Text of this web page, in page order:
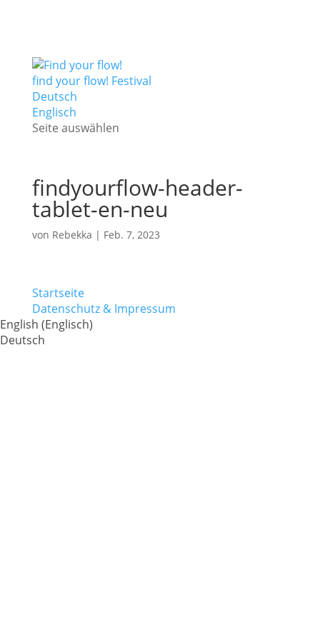
find your flow! Festival
Deutsch
Englisch
Seite auswählen
findyourflow-header-
tablet-en-neu
von Rebekka | Feb. 7, 2023
Startseite
Datenschutz & Impressum
English (Englisch)
Deutsch